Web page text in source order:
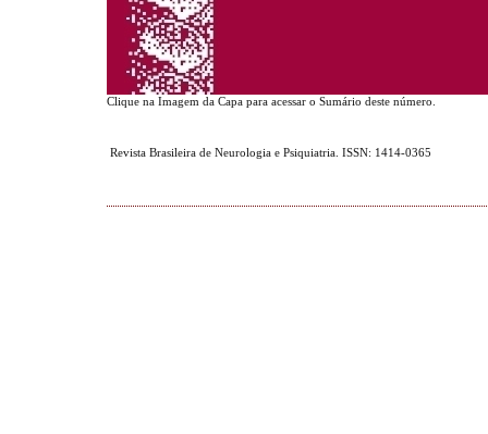
Clique na Imagem da Capa para acessar o Sumário deste número.
Revista Brasileira de Neurologia e Psiquiatria. ISSN: 1414-0365